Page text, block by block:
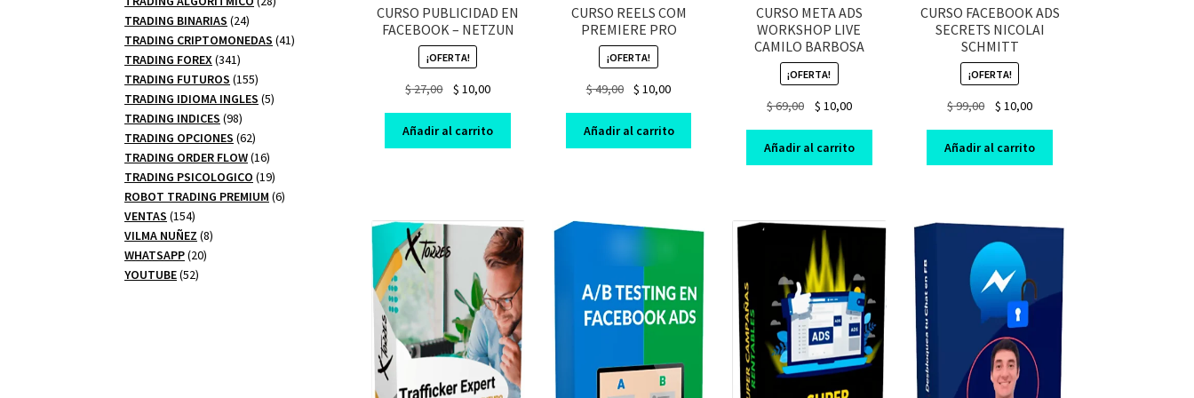
CURSO PUBLICIDAD EN
FACEBOOK – NETZUN
¡OFERTA!
$27,00
Original
was:
$ 27,00.
$ 10,00Current
is:
$ 10,00.
Añadir al carrito
CURSO REELS COM
PREMIERE PRO
¡OFERTA!
$49,00
Original
was:
$ 49,00.
$ 10,00Current
is:
$ 10,00.
Añadir al carrito
CURSO META ADS
WORKSHOP LIVE
CAMILO BARBOSA
¡OFERTA!
$69,00
Original
was:
$ 69,00.
$ 10,00Current
is:
$ 10,00.
Añadir al carrito
CURSO FACEBOOK ADS
SECRETS NICOLAI
SCHMITT
¡OFERTA!
$99,00
Original
was:
$ 99,00.
$ 10,00Current
is:
$ 10,00.
Añadir al carrito
TRADING BINARIAS 2424
productos
TRADING CRIPTOMONEDAS 4141
TRADING FOREX 341341
productos
TRADING FUTUROS 155155
productos
TRADING IDIOMA INGLES 55
TRADING INDICES 9898
productos
TRADING OPCIONES 6262
productos
TRADING ORDER FLOW 1616
productos
TRADING PSICOLOGICO 1919
productos
ROBOT TRADING PREMIUM 66
VENTAS 154154
productos
VILMA NUÑEZ 88
WHATSAPP 2020
YOUTUBE 5252